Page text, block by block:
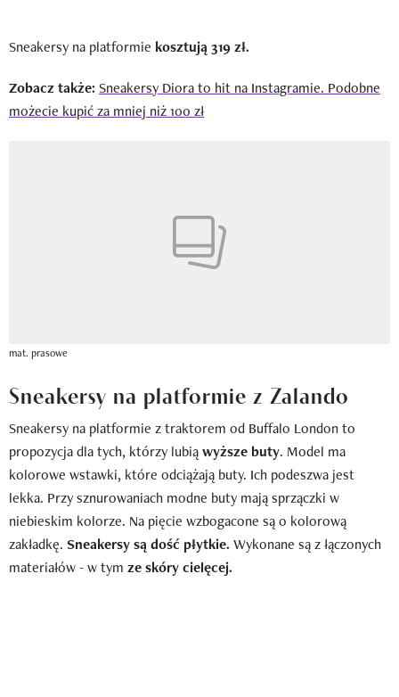
Sneakersy na platformie kosztują 319 zł.
Zobacz także: Sneakersy Diora to hit na Instagramie. Podobne
możecie kupić za mniej niż 100 zł
mat. prasowe
Sneakersy na platformie z Zalando
Sneakersy na platformie z traktorem od Buffalo London to
propozycja dla tych, którzy lubiąwyższe buty. Model ma
kolorowe wstawki, które odciążają buty. Ich podeszwa jest
lekka. Przy sznurowaniach modne buty mają sprzączki w
niebieskim kolorze. Na pięcie wzbogacone są o kolorową
zakładkę. Sneakersy są dość płytkie. Wykonane są z łączonych
materiałów - w tym ze skóry cielęcej.